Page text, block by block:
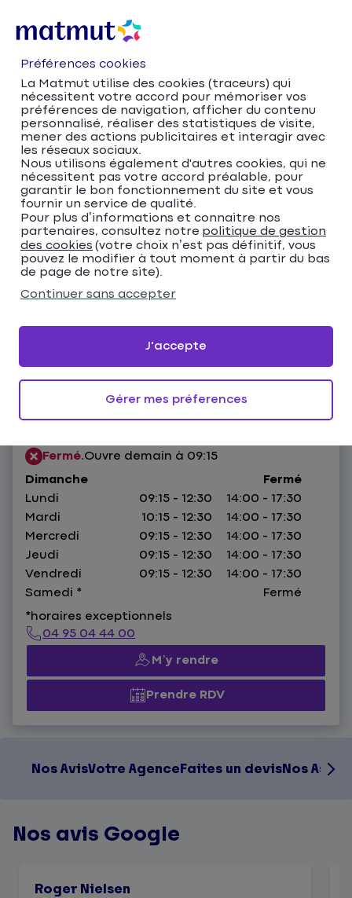
Accueil
Trouver votre agence Matmut
Provence-Alpes-Côte d'Azur
Bouches-du-Rhône
Marseille
Matmut Assurances 2 rue des Héros, Marseille
Matmut Assurances 2
rue des Héros, Marseille
4,4 339 avisDonnez votre avis
2 rue des Héros, 13001 Marseille
Fermé.Ouvre demain à 09:15
Dimanche
Fermé
Lundi
09:15 - 12:30
14:00 - 17:30
Mardi
10:15 - 12:30
14:00 - 17:30
Mercredi
09:15 - 12:30
14:00 - 17:30
Jeudi
09:15 - 12:30
14:00 - 17:30
Vendredi
09:15 - 12:30
14:00 - 17:30
Samedi *
Fermé
*horaires exceptionnels
04 95 04 44 00
M’y rendre
Prendre RDV
Nos AvisVotre AgenceFaites un devisNos
Nos avis Google
Roger Nielsen
Préférences cookies
La Matmut utilise des cookies (traceurs) qui
nécessitent votre accord pour mémoriser vos
préférences de navigation, afficher du contenu
personnalisé, réaliser des statistiques de visite,
mener des actions publicitaires et interagir avec
les réseaux sociaux.
Nous utilisons également d'autres cookies, qui ne
nécessitent pas votre accord préalable, pour
garantir le bon fonctionnement du site et vous
fournir un service de qualité.
Pour plus d’informations et connaitre nos
partenaires, consultez notre politique de gestion
des cookies (votre choix n’est pas définitif, vous
pouvez le modifier à tout moment à partir du bas
de page de notre site).
Continuer sans accepter
Gérer mes préferences
J'accepte